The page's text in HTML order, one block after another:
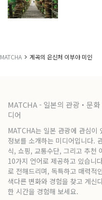
MATCHA 계곡의 은신처 이부야 미인
MATCHA - 일본의 관광・문
디어
MATCHA는 일본 관광에 관심이
정보를 소개하는 미디어입니다.
식, 쇼핑, 교통수단, 그리고 추천
10가지 언어로 제공하고 있습니
로 전해드리며, 독특하고 매력적
색다른 변화와 경험을 찾고 계신
한 시간을 경험해 보세요.